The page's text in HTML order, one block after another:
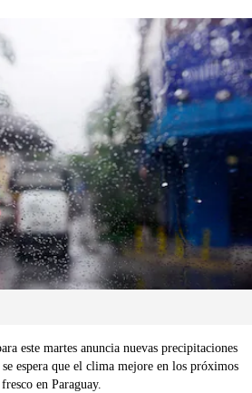
este martes anuncia nuevas precipitaciones
espera que el clima mejore en los próximos
en Paraguay.